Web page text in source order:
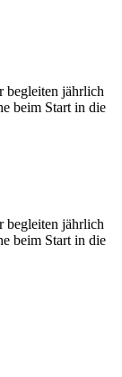
begleiten jährlich
beim Start in die
begleiten jährlich
beim Start in die